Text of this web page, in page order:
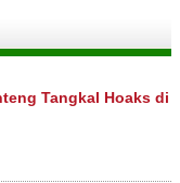
Tangkal Hoaks di